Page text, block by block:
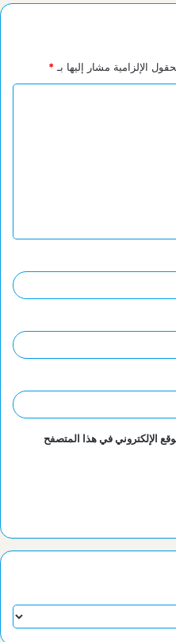
الإلزامية مشار إليها بـ *
الإلكتروني في هذا المتصفح